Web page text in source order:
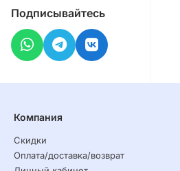
Подписывайтесь
Компания
Скидки
Оплата/доставка/возврат